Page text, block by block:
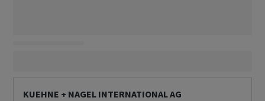
KUEHNE + NAGEL INTERNATIONAL AG